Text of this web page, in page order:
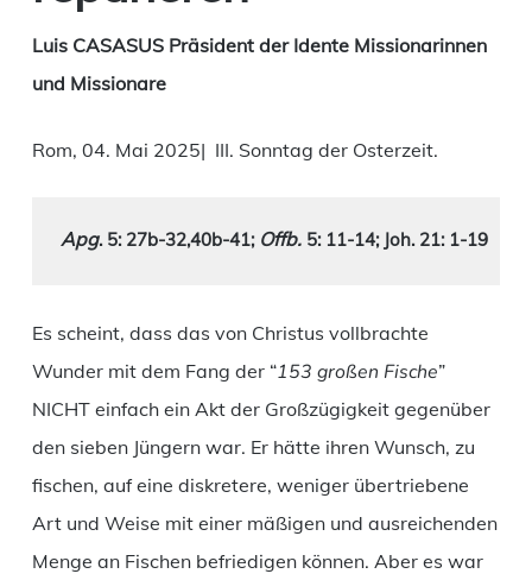
Luis CASASUS Präsident der Idente Missionarinnen
und Missionare
Rom, 04. Mai 2025| III. Sonntag der Osterzeit.
Apg. 5: 27b-32,40b-41; Offb. 5: 11-14; Joh. 21: 1-19
Es scheint, dass das von Christus vollbrachte
Wunder mit dem Fang der “153 großen Fische”
NICHT einfach ein Akt der Großzügigkeit gegenüber
den sieben Jüngern war. Er hätte ihren Wunsch, zu
fischen, auf eine diskretere, weniger übertriebene
Art und Weise mit einer mäßigen und ausreichenden
Menge an Fischen befriedigen können. Aber es war